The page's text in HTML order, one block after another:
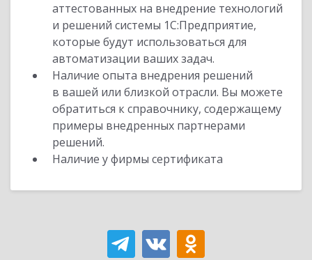
аттестованных на внедрение технологий
и решений системы 1С:Предприятие,
которые будут использоваться для
автоматизации ваших задач.
Наличие опыта внедрения решений
в вашей или близкой отрасли. Вы можете
обратиться к справочнику, содержащему
примеры внедренных партнерами
решений.
Наличие у фирмы сертификата